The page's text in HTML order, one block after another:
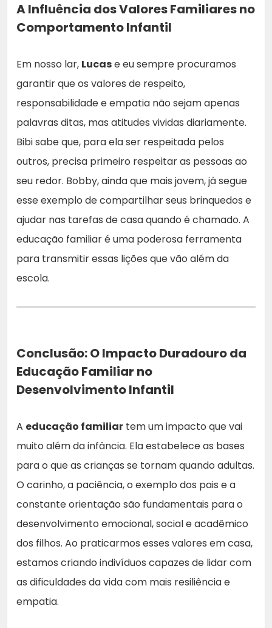
A Influência dos Valores Familiares no
Comportamento Infantil
Em nosso lar, Lucase eu sempre procuramos
garantir que os valores de respeito,
responsabilidade e empatia não sejam apenas
palavras ditas, mas atitudes vividas diariamente.
Bibi sabe que, para ela ser respeitada pelos
outros, precisa primeiro respeitar as pessoas ao
seu redor. Bobby, ainda que mais jovem, já segue
esse exemplo de compartilhar seus brinquedos e
ajudar nas tarefas de casa quando é chamado. A
educação familiar é uma poderosa ferramenta
para transmitir essas lições que vão além da
escola.
Conclusão: O Impacto Duradouro da
Educação Familiar no
Desenvolvimento Infantil
A educação familiar tem um impacto que vai
muito além da infância. Ela estabelece as bases
para o que as crianças se tornam quando adultas.
O carinho, a paciência, o exemplo dos pais e a
constante orientação são fundamentais para o
desenvolvimento emocional, social e acadêmico
dos filhos. Ao praticarmos esses valores em casa,
estamos criando indivíduos capazes de lidar com
as dificuldades da vida com mais resiliência e
empatia.